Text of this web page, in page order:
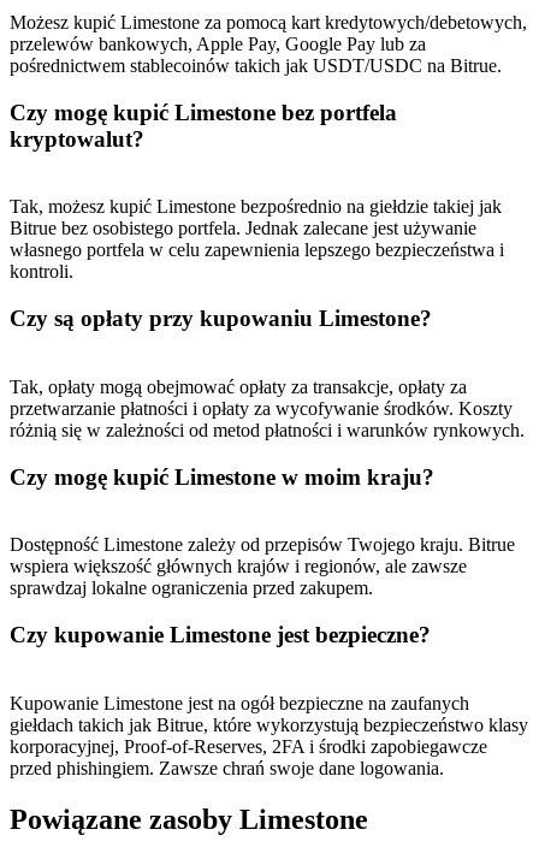
Exclusive for BitMart Users
Register & Trade to Win 500,000 USDT
Precious Metals Trading Carnival
USDT New User Exclusive 10% APR
USDT Flexible Staking | Daily Rewards
BTC New User Exclusive: 6.5% APR
BTC Flexible Staking | Daily Rewards
Więcej wydarzeń
Możesz kupić Limestone za pomocą kart kredytowych/debetowych,
przelewów bankowych, Apple Pay, Google Pay lub za
pośrednictwem stablecoinów takich jak USDT/USDC na Bitrue.
Czy mogę kupić Limestone bez portfela
kryptowalut?
Tak, możesz kupić Limestone bezpośrednio na giełdzie takiej jak
Bitrue bez osobistego portfela. Jednak zalecane jest używanie
własnego portfela w celu zapewnienia lepszego bezpieczeństwa i
kontroli.
Czy są opłaty przy kupowaniu Limestone?
Tak, opłaty mogą obejmować opłaty za transakcje, opłaty za
przetwarzanie płatności i opłaty za wycofywanie środków. Koszty
różnią się w zależności od metod płatności i warunków rynkowych.
Czy mogę kupić Limestone w moim kraju?
Dostępność Limestone zależy od przepisów Twojego kraju. Bitrue
wspiera większość głównych krajów i regionów, ale zawsze
sprawdzaj lokalne ograniczenia przed zakupem.
Czy kupowanie Limestone jest bezpieczne?
Kupowanie Limestone jest na ogół bezpieczne na zaufanych
giełdach takich jak Bitrue, które wykorzystują bezpieczeństwo klasy
korporacyjnej, Proof-of-Reserves, 2FA i środki zapobiegawcze
przed phishingiem. Zawsze chrań swoje dane logowania.
Powiązane zasoby Limestone